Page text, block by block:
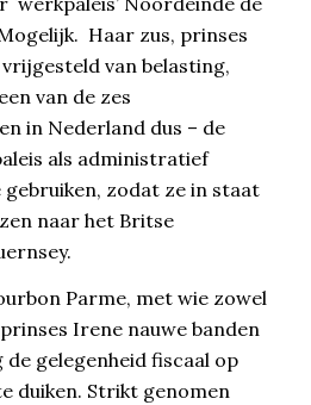
Haar zus, prinses
van belasting,
van de zes
in Nederland dus – de
als administratief
zodat ze in staat
naar het Britse
Parme, met wie zowel
Irene nauwe banden
gelegenheid fiscaal op
duiken. Strikt genomen